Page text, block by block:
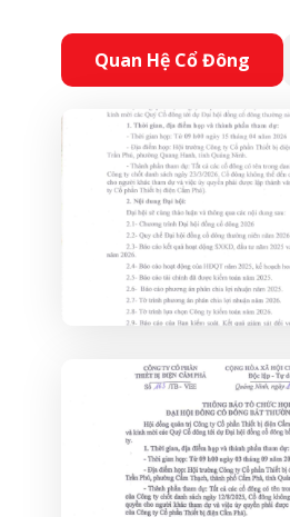
Quan Hệ Cổ Đông